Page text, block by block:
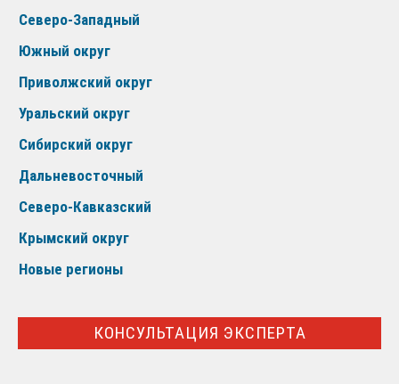
Северо-Западный
Южный округ
Приволжский округ
Уральский округ
Сибирский округ
Дальневосточный
Северо-Кавказский
Крымский округ
Новые регионы
КОНСУЛЬТАЦИЯ ЭКСПЕРТА